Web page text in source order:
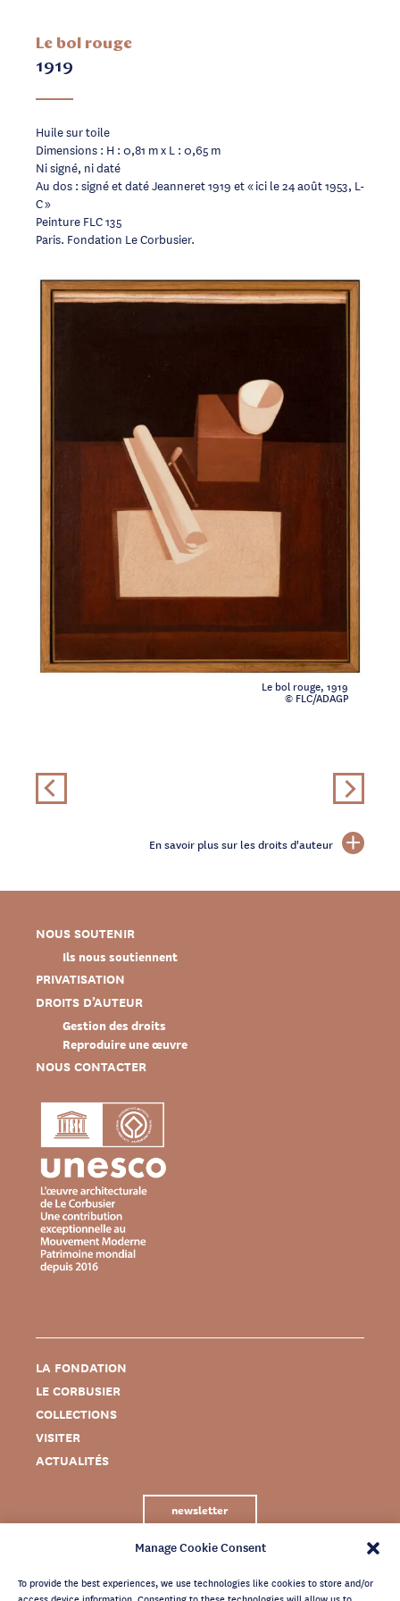
Manage Cookie Consent
To provide the best experiences, we use technologies like cookies to store and/or
Le bol rouge
1919
Le bol rouge, 1919
© FLC/ADAGP
Huile sur toile
Dimensions : H : 0,81 m x L : 0,65 m
Ni signé, ni daté
Au dos : signé et daté Jeanneret 1919 et « ici le 24 août 1953, L-
C »
Peinture FLC 135
Paris. Fondation Le Corbusier.
En savoir plus sur les droits d'auteur
NOUS SOUTENIR
Ils nous soutiennent
PRIVATISATION
DROITS D’AUTEUR
Gestion des droits
Reproduire une œuvre
NOUS CONTACTER
LA FONDATION
LE CORBUSIER
COLLECTIONS
VISITER
ACTUALITÉS
newsletter